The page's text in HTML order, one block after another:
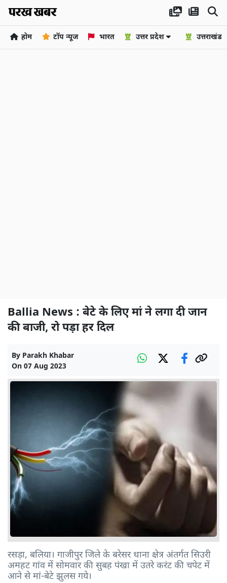
होम टॉप न्यूज भारत उत्तर प्रदेश उत्तराखंड
Ballia News : बेटे के लिए मां ने लगा दी जान
की बाजी, रो पड़ा हर दिल
By Parakh Khabar
On 07 Aug 2023
रसड़ा, बलिया। गाजीपुर जिले के बरेसर थाना क्षेत्र अंतर्गत सिउरी
अमहट गांव में सोमवार की सुबह पंखा में उतरे करंट की चपेट में
आने से मां-बेटे झुलस गये।